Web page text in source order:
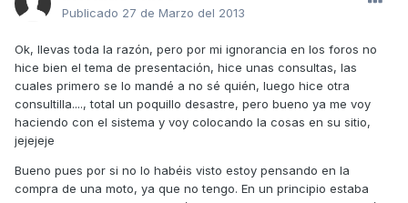
Publicado 27 de Marzo del 2013
Ok, llevas toda la razón, pero por mi ignorancia en los foros no
hice bien el tema de presentación, hice unas consultas, las
cuales primero se lo mandé a no sé quién, luego hice otra
consultilla...., total un poquillo desastre, pero bueno ya me voy
haciendo con el sistema y voy colocando la cosas en su sitio,
jejejeje
Bueno pues por si no lo habéis visto estoy pensando en la
compra de una moto, ya que no tengo. En un principio estaba